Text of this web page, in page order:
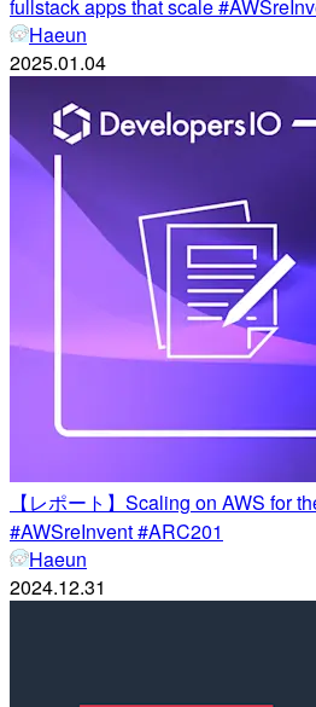
fullstack apps that scale
Haeun
2025.01.04
【レポート】Scaling on AWS for
#AWSreInvent #ARC201
Haeun
2024.12.31